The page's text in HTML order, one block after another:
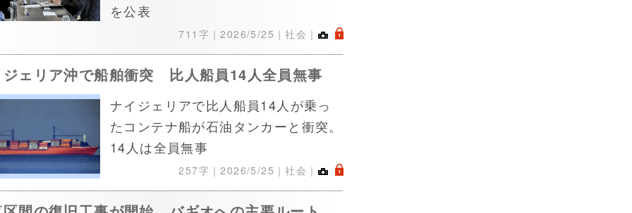
を公表
711字｜2026/5/25 ｜社会｜ .
ジェリア沖で船舶衝突 比人船員14人全員無事
ナイジェリアで比人船員14人が乗っ
たコンテナ船が石油タンカーと衝突。
14人は全員無事
257字｜2026/5/25 ｜社会｜ .